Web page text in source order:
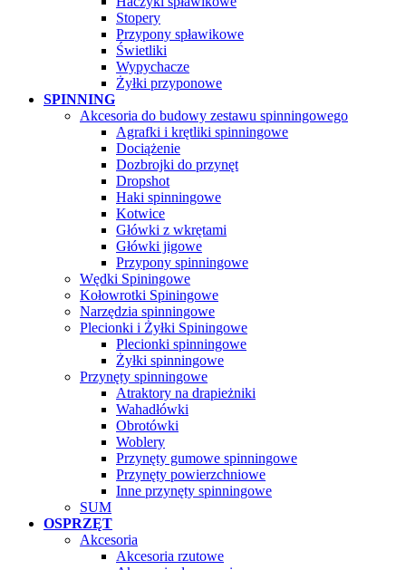
Stopery
Przypony spławikowe
Świetliki
Wypychacze
Żyłki przyponowe
SPINNING
Akcesoria do budowy zestawu spinningowego
Agrafki i krętliki spinningowe
Dociążenie
Dozbrojki do przynęt
Dropshot
Haki spinningowe
Kotwice
Główki z wkrętami
Główki jigowe
Przypony spinningowe
Wędki Spiningowe
Kołowrotki Spiningowe
Narzędzia spinningowe
Plecionki i Żyłki Spiningowe
Plecionki spinningowe
Żyłki spinningowe
Przynęty spinningowe
Atraktory na drapieżniki
Wahadłówki
Obrotówki
Woblery
Przynęty gumowe spinningowe
Przynęty powierzchniowe
Inne przynęty spinningowe
SUM
OSPRZĘT
Akcesoria
Akcesoria rzutowe